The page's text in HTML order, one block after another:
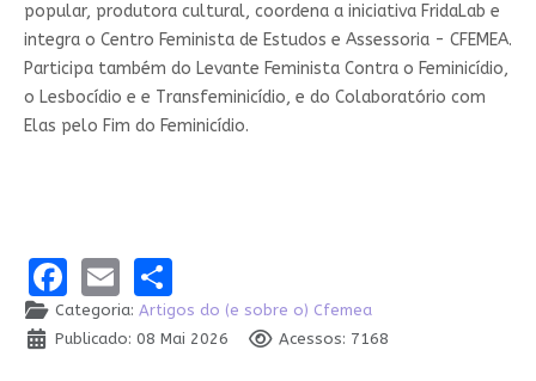
popular, produtora cultural, coordena a iniciativa FridaLab e
integra o Centro Feminista de Estudos e Assessoria - CFEMEA.
Participa também do Levante Feminista Contra o Feminicídio,
o Lesbocídio e e Transfeminicídio, e do Colaboratório com
Elas pelo Fim do Feminicídio.
Facebook
EmailShare
Categoria: Artigos do (e sobre o) Cfemea
Publicado: 08 Mai 2026
Acessos: 7168